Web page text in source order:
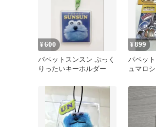
¥600
パペットスンスン ぷっく
りったいキーホルダー
¥899
パペッ
ュマロ
め売り